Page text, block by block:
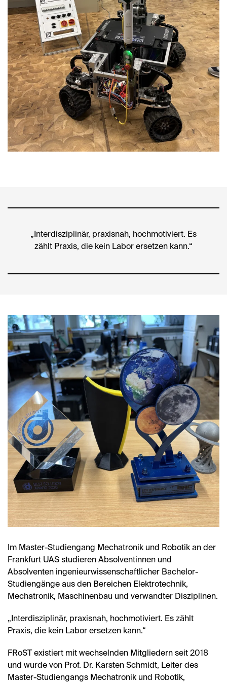
„Interdisziplinär, praxisnah, hochmotiviert. Es
zählt Praxis, die kein Labor ersetzen kann.“
Im Master-Studiengang Mechatronik und Robotik an der
Frankfurt UAS studieren Absolventinnen und
Absolventen ingenieurwissenschaftlicher Bachelor-
Studiengänge aus den Bereichen Elektrotechnik,
Mechatronik, Maschinenbau und verwandter Disziplinen.
„Interdisziplinär, praxisnah, hochmotiviert. Es zählt
Praxis, die kein Labor ersetzen kann.“
FRoST existiert mit wechselnden Mitgliedern seit 2018
und wurde von Prof. Dr. Karsten Schmidt, Leiter des
Master-Studiengangs Mechatronik und Robotik,